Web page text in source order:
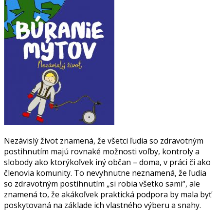
Nezávislý život znamená, že všetci ľudia so zdravotným
postihnutím majú rovnaké možnosti voľby, kontroly a
slobody ako ktorýkoľvek iný občan – doma, v práci či ako
členovia komunity. To nevyhnutne neznamená, že ľudia
so zdravotným postihnutím „si robia všetko sami“, ale
znamená to, že akákoľvek praktická podpora by mala byť
poskytovaná na základe ich vlastného výberu a snahy.